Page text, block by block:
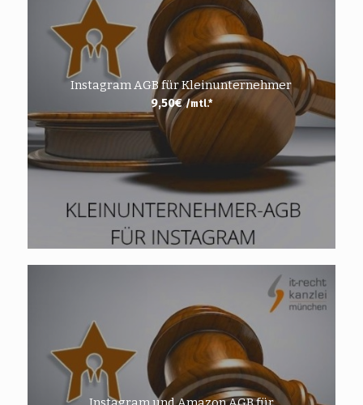
Instagram AGB für Kleinunternehmer
9,50€ /mtl.*